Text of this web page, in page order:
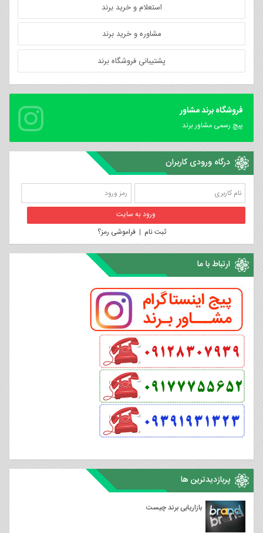
استعلام و خرید برند
مشاوره و خرید برند
پشتیبانی فروشگاه برند
فروشگاه برند مشاور
پیچ رسمی مشاور برند
درگاه ورودی کاربران
ثبت نام |فراموشی رمز؟
ارتباط با ما
پربازدیدترین ها
بازاریابی برند چیست